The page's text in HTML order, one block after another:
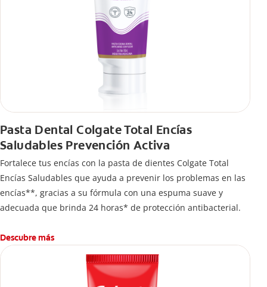
Pasta Dental Colgate Total Encías
Saludables Prevención Activa
Fortalece tus encías con la pasta de dientes Colgate Total
Encías Saludables que ayuda a prevenir los problemas en las
encías**, gracias a su fórmula con una espuma suave y
adecuada que brinda 24 horas* de protección antibacterial.
Descubre más